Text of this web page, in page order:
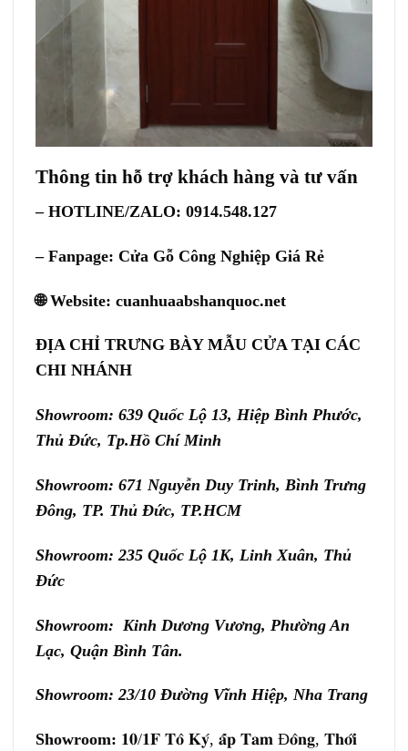
Thông tin hỗ trợ khách hàng và tư vấn
– HOTLINE/ZALO: 0914.548.127
– Fanpage: Cửa Gỗ Công Nghiệp Giá Rẻ
🌐 Website: cuanhuaabshanquoc.net
ĐỊA CHỈ TRƯNG BÀY MẪU CỬA TẠI CÁC
CHI NHÁNH
Showroom: 639 Quốc Lộ 13, Hiệp Bình Phước,
Thủ Đức, Tp.Hồ Chí Minh
Showroom: 671 Nguyễn Duy Trinh, Bình Trưng
Đông, TP. Thủ Đức, TP.HCM
Showroom: 235 Quốc Lộ 1K, Linh Xuân, Thủ
Đức
Showroom: Kinh Dương Vương, Phường An
Lạc, Quận Bình Tân.
Showroom: 23/10 Đường Vĩnh Hiệp, Nha Trang
Showroom: 𝟏𝟎/𝟏𝐅 𝐓𝐨̂ 𝐊𝐲́, 𝐚̂́𝐩 𝐓𝐚𝐦 Đ𝐨̂𝐧𝐠, 𝐓𝐡𝐨̛́𝐢